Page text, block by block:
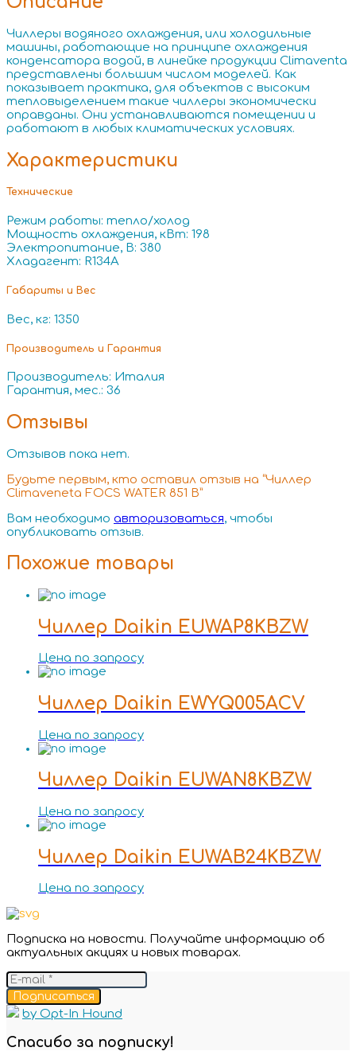
Чиллеры водяного охлаждения, или холодильные
машины, работающие на принципе охлаждения
конденсатора водой, в линейке продукции Climaventa
представлены большим числом моделей. Как
показывает практика, для объектов с высоким
тепловыделением такие чиллеры экономически
оправданы. Они устанавливаются помещении и
работают в любых климатических условиях.
Характеристики
Технические
Режим работы: тепло/холод
Мощность охлаждения, кВт: 198
Электропитание, В: 380
Хладагент: R134A
Габариты и Вес
Вес, кг: 1350
Производитель и Гарантия
Производитель: Италия
Гарантия, мес.: 36
Отзывы
Отзывов пока нет.
Будьте первым, кто оставил отзыв на “Чиллер
Climaveneta FOCS WATER 851 B”
Вам необходимо авторизоваться, чтобы
опубликовать отзыв.
Похожие товары
Чиллер Daikin EUWAP8KBZW
Цена по запросу
Чиллер Daikin EWYQ005ACV
Цена по запросу
Чиллер Daikin EUWAN8KBZW
Цена по запросу
Чиллер Daikin EUWAB24KBZW
Цена по запросу
Подписка на новости. Получайте информацию об
актуальных акциях и новых товарах.
Подписаться
by Opt-In Hound
Спасибо за подписку!